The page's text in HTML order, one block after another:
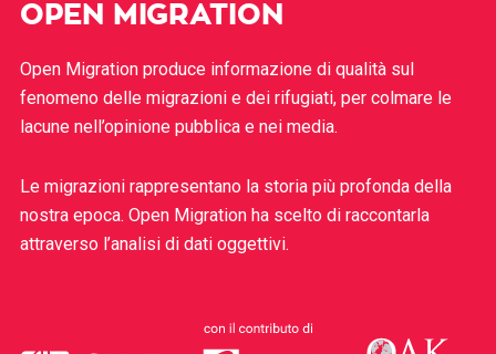
OPEN MIGRATION
Open Migration produce informazione di qualità sul
fenomeno delle migrazioni e dei rifugiati, per colmare le
lacune nell’opinione pubblica e nei media.
Le migrazioni rappresentano la storia più profonda della
nostra epoca. Open Migration ha scelto di raccontarla
attraverso l’analisi di dati oggettivi.